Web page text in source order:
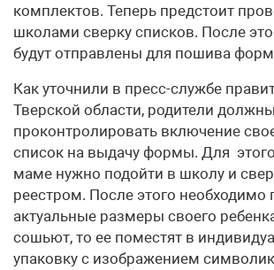
комплектов. Теперь предстоит
школами сверку списков. После
будут отправлены для пошива
Как уточнили в пресс-службе
Тверской области, родители должны
проконтролировать включение
список на выдачу формы. Для
маме нужно подойти в школу и
реестром. После этого необходимо
актуальные размеры своего
сошьют, то ее поместят в
упаковку с изображением